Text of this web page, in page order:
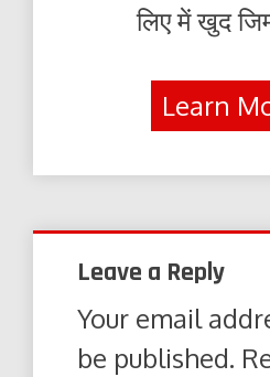
लिए में खुद
Learn
Leave a Reply
Your email
be published.